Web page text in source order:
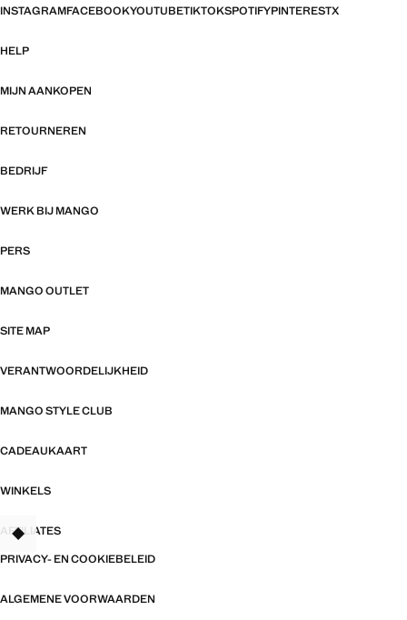
INSTAGRAMFACEBOOKYOUTUBETIKTOKSPOTIFYPINTERESTX
HELP
MIJN AANKOPEN
RETOURNEREN
BEDRIJF
WERK BIJ MANGO
PERS
MANGO OUTLET
SITE MAP
VERANTWOORDELIJKHEID
MANGO STYLE CLUB
CADEAUKAART
WINKELS
AFFILIATES
PRIVACY- EN COOKIEBELEID
ALGEMENE VOORWAARDEN